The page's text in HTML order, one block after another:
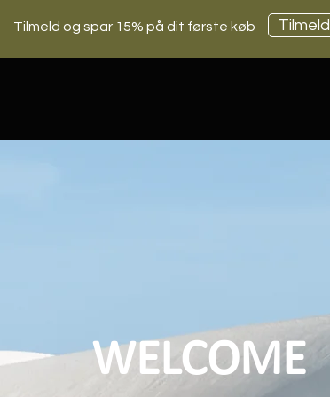
Tilmeld og spar 15% på dit første køb Tilmeld
WELCOME